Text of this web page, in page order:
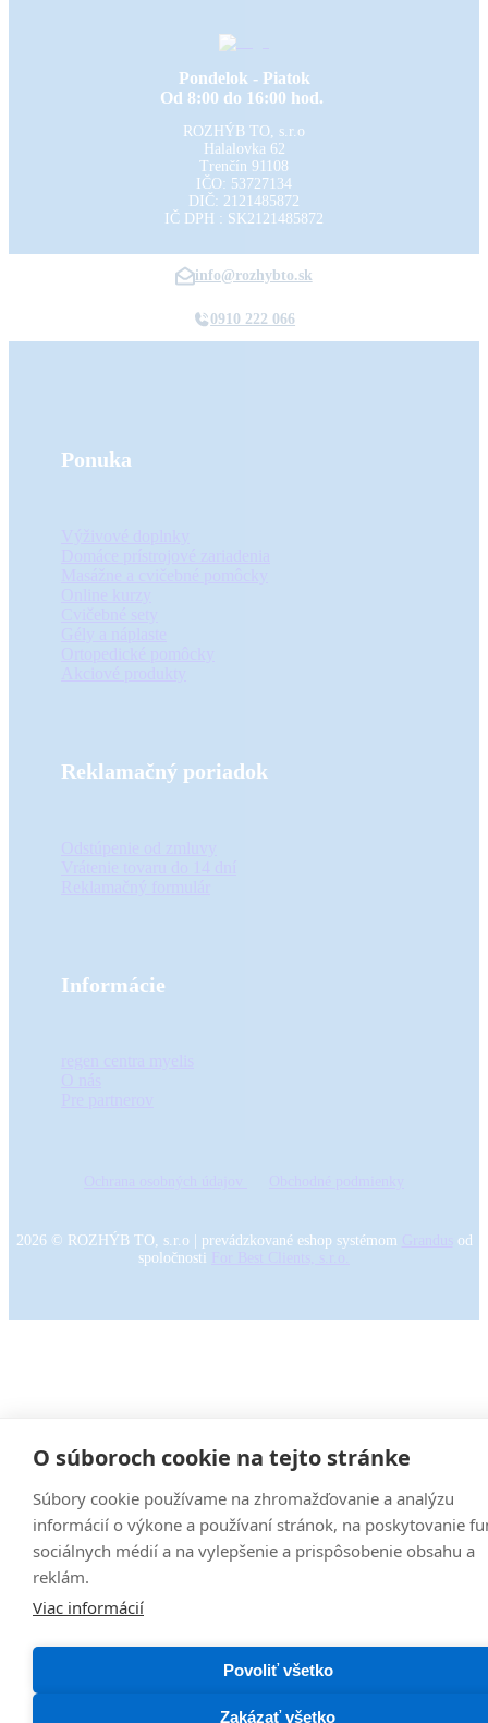
Pondelok - Piatok
Od 8:00 do 16:00 hod.
ROZHÝB TO, s.r.o
Halalovka 62
Trenčín 91108
IČO: 53727134
DIČ: 2121485872
IČ DPH : SK2121485872
info@rozhybto.sk
0910 222 066
Ponuka
Reklamačný poriadok
Informácie
2026© ROZHÝB TO, s.r.o prevádzkované eshop systémom
od
spoločnosti
O súboroch cookie na tejto stránke
Súbory cookie používame na zhromažďovanie a analýzu
informácií o výkone a používaní stránok, na poskytovanie
sociálnych médií a na vylepšenie a prispôsobenie obsahu a
reklám.
Viac informácií
Povoliť všetko
Zakázať všetko